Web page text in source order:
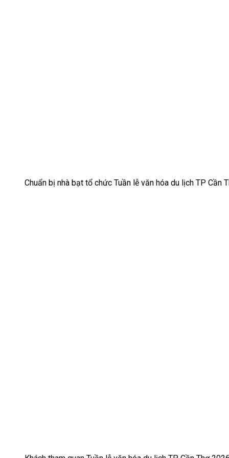
Chuẩn bị nhà bạt tổ chức Tuần lễ văn hóa du lịch TP Cần